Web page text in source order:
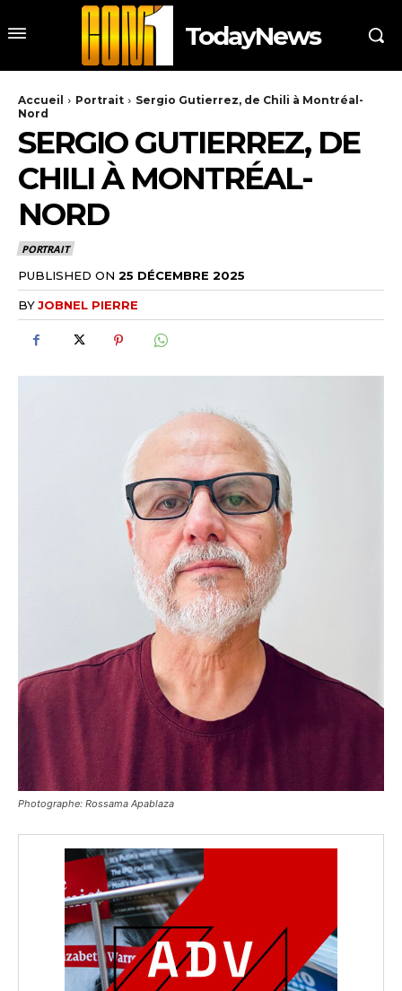
TodayNews
Accueil Portrait
Sergio Gutierrez, de Chili à Montréal-
Nord
SERGIO GUTIERREZ, DE
CHILI À MONTRÉAL-
NORD
PORTRAIT
PUBLISHED ON 25 DÉCEMBRE 2025
BYJOBNEL PIERRE
Photographe: Rossama Apablaza